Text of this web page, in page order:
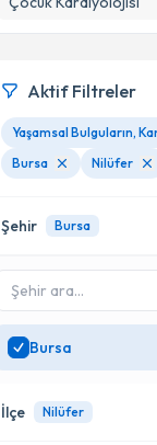
Aktif Filtreler
Bursa
Nilüfer
Şehir Bursa
Bursa
İlçe Nilüfer